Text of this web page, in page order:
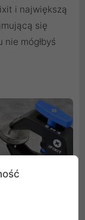
i największą
się
mógłbyś